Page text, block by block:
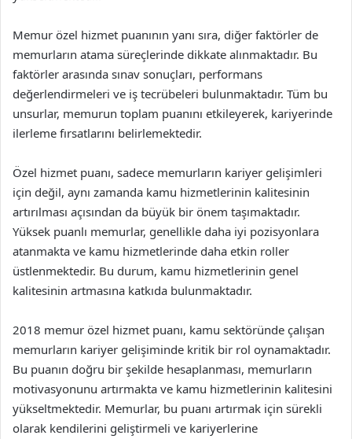
Memur özel hizmet puanının yanı sıra, diğer faktörler de
memurların atama süreçlerinde dikkate alınmaktadır. Bu
faktörler arasında sınav sonuçları, performans
değerlendirmeleri ve iş tecrübeleri bulunmaktadır. Tüm bu
unsurlar, memurun toplam puanını etkileyerek, kariyerinde
ilerleme fırsatlarını belirlemektedir.
Özel hizmet puanı, sadece memurların kariyer gelişimleri
için değil, aynı zamanda kamu hizmetlerinin kalitesinin
artırılması açısından da büyük bir önem taşımaktadır.
Yüksek puanlı memurlar, genellikle daha iyi pozisyonlara
atanmakta ve kamu hizmetlerinde daha etkin roller
üstlenmektedir. Bu durum, kamu hizmetlerinin genel
kalitesinin artmasına katkıda bulunmaktadır.
2018 memur özel hizmet puanı, kamu sektöründe çalışan
memurların kariyer gelişiminde kritik bir rol oynamaktadır.
Bu puanın doğru bir şekilde hesaplanması, memurların
motivasyonunu artırmakta ve kamu hizmetlerinin kalitesini
yükseltmektedir. Memurlar, bu puanı artırmak için sürekli
olarak kendilerini geliştirmeli ve kariyerlerine